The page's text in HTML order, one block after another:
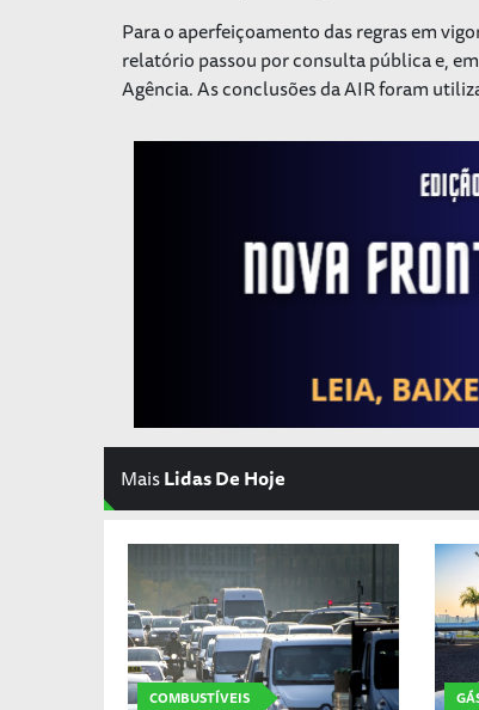
Para o aperfeiçoamento das regras em
relatório passou por consulta pública e,
Agência. As conclusões da AIR foram
MaisLidas De Hoje
COMBUSTÍVEIS